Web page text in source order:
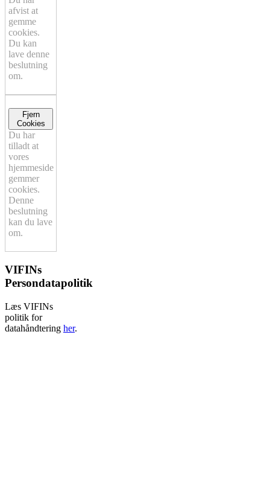
afvist at
gemme
cookies.
Du kan
lave denne
beslutning
om.
Fjern
Cookies
Du har
tilladt at
vores
hjemmeside
gemmer
cookies.
Denne
beslutning
kan du lave
om.
VIFINs
Persondatapolitik
Læs VIFINs
politik for
datahåndtering her.